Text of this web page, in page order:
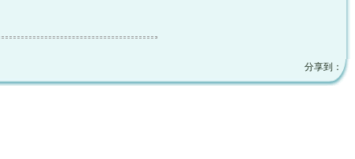
分享到：